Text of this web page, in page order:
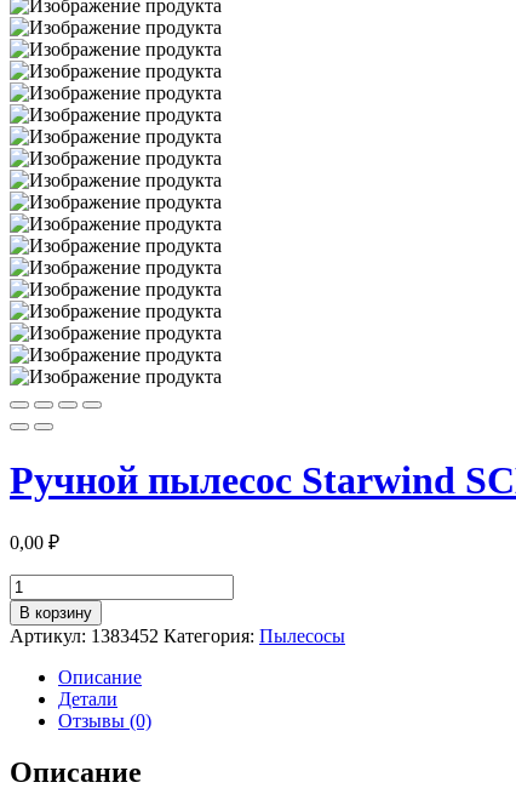
Ручной пылесос Starwind
0,00 ₽
Количество
товара
Ручной
пылесос
Starwind
SCH1310
красный/
черный
В корзину
Артикул: 1383452 Категория: Пылесосы
Описание
Детали
Отзывы (0)
Описание